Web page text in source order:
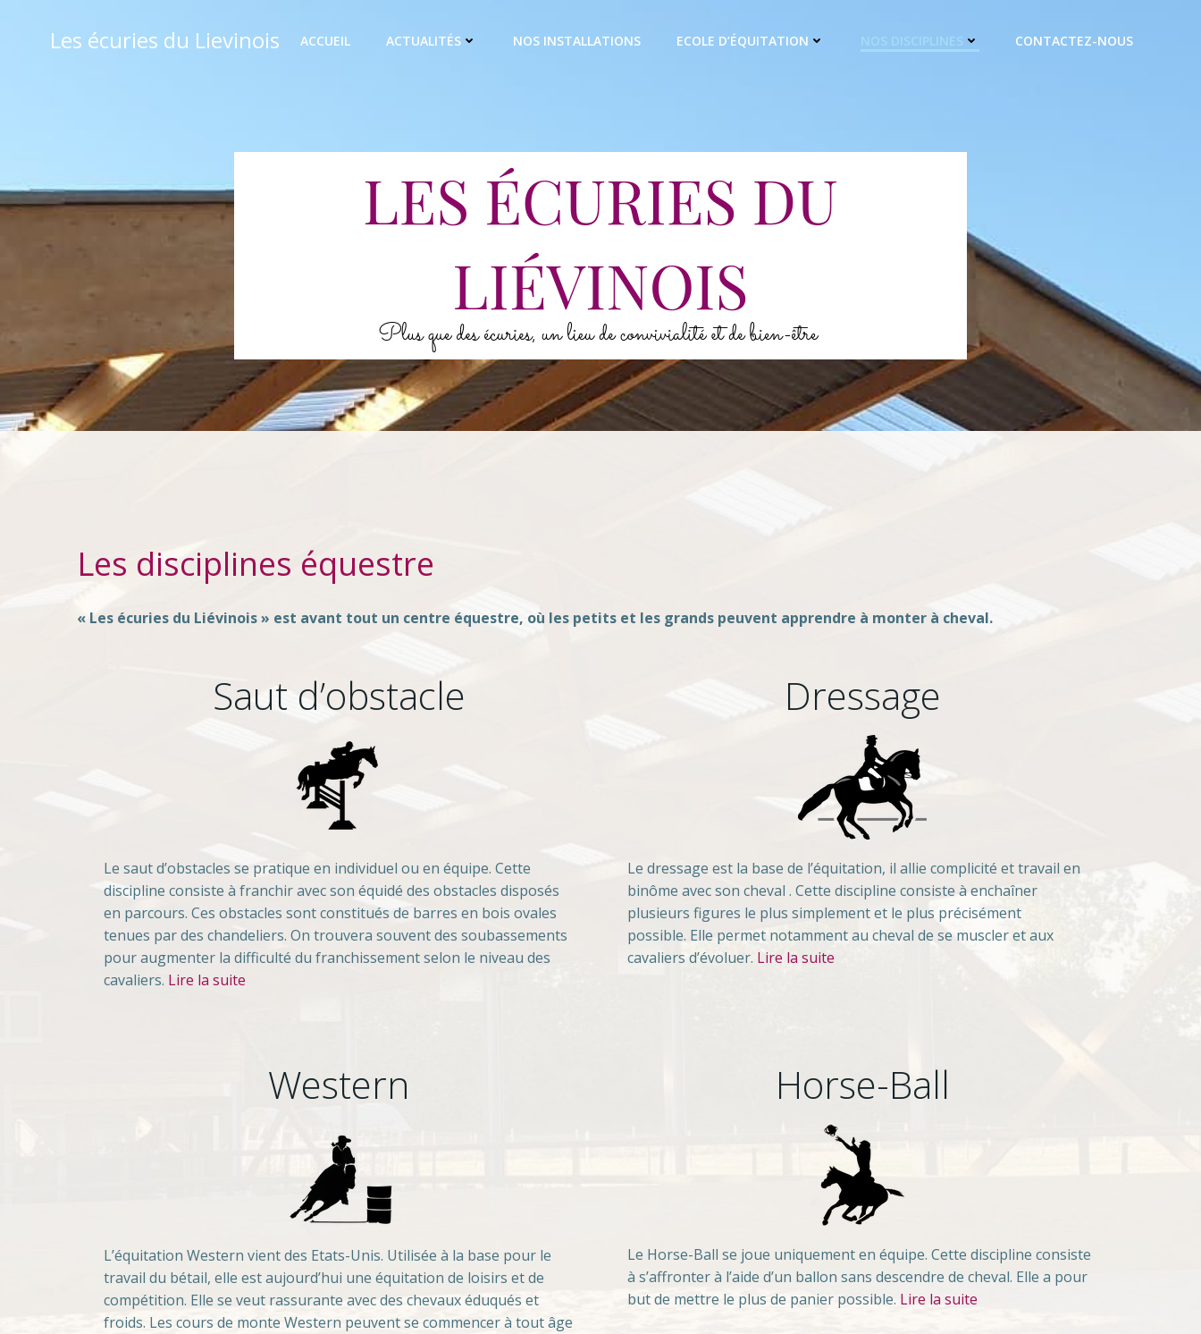
contenuLes écuries du Lievinois ACCUEIL ACTUALITÉS NOS INSTALLATIONS ECOLE D’ÉQUITATION CONTACTEZ-NOUS
Les disciplines équestre
« Les écuries du Liévinois » est avant tout un centre équestre, où les petits et les grands peuvent apprendre à monter à cheval.
Saut d’obstacle
Le saut d’obstacles se pratique en individuel ou en équipe. Cette
discipline consiste à franchir avec son équidé des obstacles disposés
en parcours. Ces obstacles sont constitués de barres en bois ovales
tenues par des chandeliers. On trouvera souvent des soubassements
pour augmenter la difficulté du franchissement selon le niveau des
cavaliers. Lire la suite
Dressage
Le dressage est la base de l’équitation, il allie complicité et travail en
binôme avec son cheval . Cette discipline consiste à enchaîner
plusieurs figures le plus simplement et le plus précisément
possible. Elle permet notamment au cheval de se muscler et aux
cavaliers d’évoluer. Lire la suite
Western
L’équitation Western vient des Etats-Unis. Utilisée à la base pour le
travail du bétail, elle est aujourd’hui une équitation de loisirs et de
compétition. Elle se veut rassurante avec des chevaux éduqués et
froids. Les cours de monte Western peuvent se commencer à tout âge
Horse-Ball
Le Horse-Ball se joue uniquement en équipe. Cette discipline consiste
à s’affronter à l’aide d’un ballon sans descendre de cheval. Elle a pour
but de mettre le plus de panier possible. Lire la suite